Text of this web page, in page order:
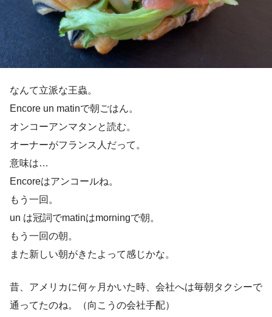
なんて立派な王蟲。
Encore un matinで朝ごはん。
オンコーアンマタンと読む。
オーナーがフランス人だって。
意味は…
Encoreはアンコールね。
もう一回。
un は冠詞でmatinはmorningで朝。
もう一回の朝。
また新しい朝がきたよって感じかな。
昔、アメリカに何ヶ月かいた時、会社へは毎朝タクシーで
通ってたのね。（向こうの会社手配）